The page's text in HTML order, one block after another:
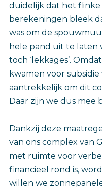
duidelijk dat het
berekeningen bleek
was om de
hele pand uit te laten
toch ‘lekkages’.
kwamen voor
aantrekkelijk om dit
Daar zijn we dus mee
Dankzij deze
van ons complex van
met ruimte voor
financieel rond is,
willen we